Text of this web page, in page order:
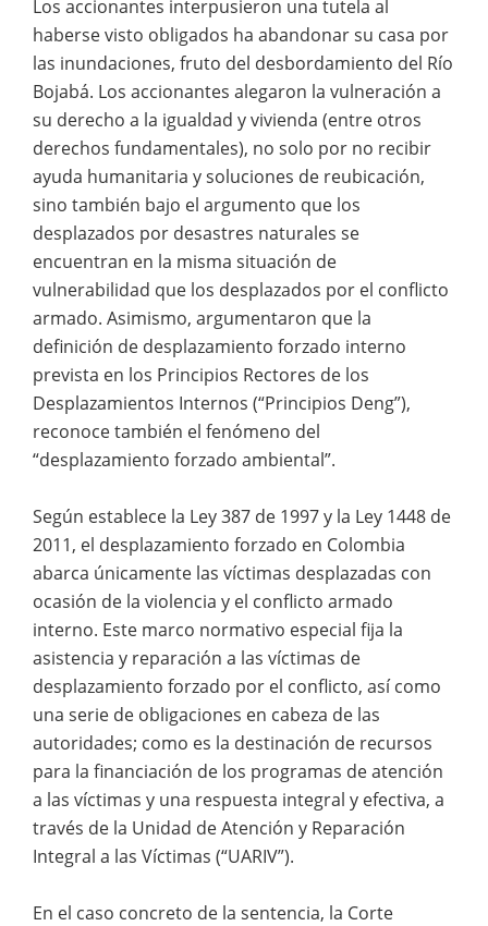
Los accionantes interpusieron una tutela al
haberse visto obligados ha abandonar su casa por
las inundaciones, fruto del desbordamiento del Río
Bojabá. Los accionantes alegaron la vulneración a
su derecho a la igualdad y vivienda (entre otros
derechos fundamentales), no solo por no recibir
ayuda humanitaria y soluciones de reubicación,
sino también bajo el argumento que los
desplazados por desastres naturales se
encuentran en la misma situación de
vulnerabilidad que los desplazados por el conflicto
armado. Asimismo, argumentaron que la
definición de desplazamiento forzado interno
prevista en los Principios Rectores de los
Desplazamientos Internos (“Principios Deng”),
reconoce también el fenómeno del
“desplazamiento forzado ambiental”.
Según establece la Ley 387 de 1997 y la Ley 1448 de
2011, el desplazamiento forzado en Colombia
abarca únicamente las víctimas desplazadas con
ocasión de la violencia y el conflicto armado
interno. Este marco normativo especial fija la
asistencia y reparación a las víctimas de
desplazamiento forzado por el conflicto, así como
una serie de obligaciones en cabeza de las
autoridades; como es la destinación de recursos
para la financiación de los programas de atención
a las víctimas y una respuesta integral y efectiva, a
través de la Unidad de Atención y Reparación
Integral a las Víctimas (“UARIV”).
En el caso concreto de la sentencia, la Corte